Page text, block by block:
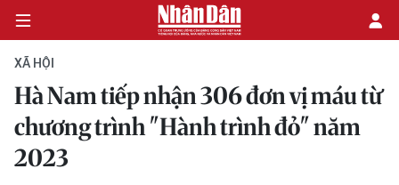
CHÍNH TRỊ
KINH TẾ
XÃ HỘI
Hà Nam tiếp nhận 306 đơn vị máu từ
chương trình "Hành trình đỏ" năm
2023